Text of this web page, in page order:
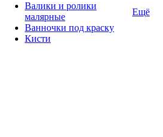
Валики и ролики
малярные
Ванночки под краску
Кисти
Ещё